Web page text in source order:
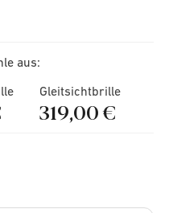
aus:
Gleitsichtbrille
319,00 €